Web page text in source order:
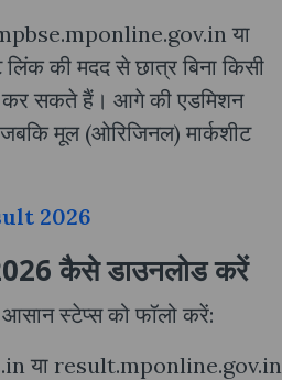
या
की मदद से छात्र बिना किसी
कर सकते हैं। आगे की एडमिशन
मूल (ओरिजिनल) मार्कशीट
2026
कैसे डाउनलोड करें
स्टेप्स को फॉलो करें:
या result.mponline.gov.in